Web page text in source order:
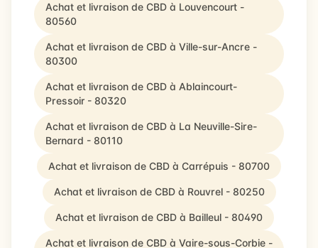
Achat et livraison de CBD à Louvencourt -
80560
Achat et livraison de CBD à Ville-sur-Ancre -
80300
Achat et livraison de CBD à Ablaincourt-
Pressoir - 80320
Achat et livraison de CBD à La Neuville-Sire-
Bernard - 80110
Achat et livraison de CBD à Carrépuis - 80700
Achat et livraison de CBD à Rouvrel - 80250
Achat et livraison de CBD à Bailleul - 80490
Achat et livraison de CBD à Vaire-sous-Corbie -